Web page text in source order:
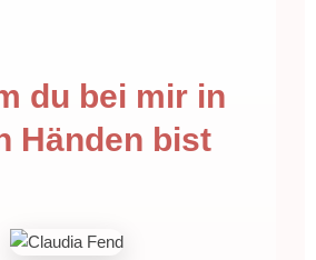
du bei mir in
Händen bist